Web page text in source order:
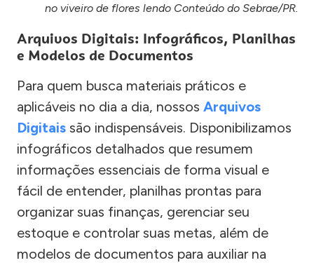
no viveiro de flores lendo Conteúdo do Sebrae/PR.
Arquivos Digitais: Infográficos, Planilhas
e Modelos de Documentos
Para quem busca materiais práticos e
aplicáveis no dia a dia, nossos Arquivos
Digitais são indispensáveis. Disponibilizamos
infográficos detalhados que resumem
informações essenciais de forma visual e
fácil de entender, planilhas prontas para
organizar suas finanças, gerenciar seu
estoque e controlar suas metas, além de
modelos de documentos para auxiliar na